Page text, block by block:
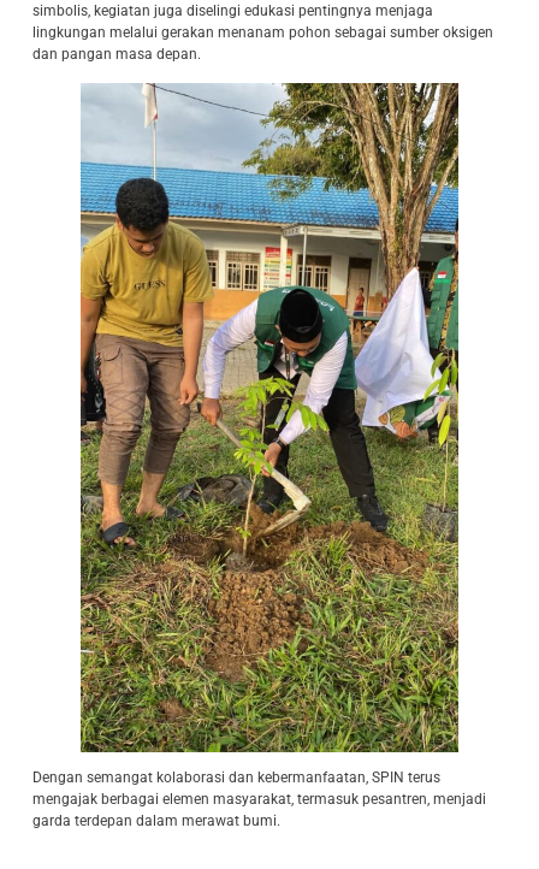
simbolis, kegiatan juga diselingi edukasi pentingnya menjaga
lingkungan melalui gerakan menanam pohon sebagai sumber oksigen
dan pangan masa depan.
Dengan semangat kolaborasi dan kebermanfaatan, SPIN terus
mengajak berbagai elemen masyarakat, termasuk pesantren, menjadi
garda terdepan dalam merawat bumi.